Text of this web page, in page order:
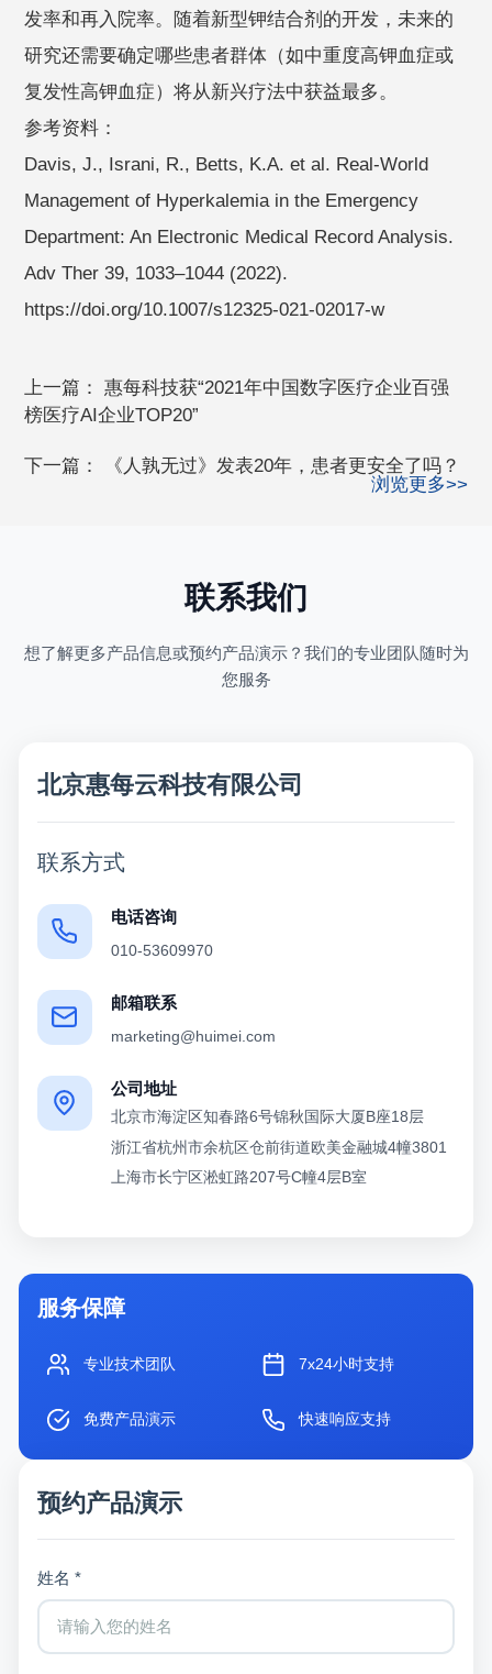
发率和再入院率。随着新型钾结合剂的开发，未来的
研究还需要确定哪些患者群体（如中重度高钾血症或
复发性高钾血症）将从新兴疗法中获益最多。
参考资料：
Davis, J., Israni, R., Betts, K.A. et al. Real-World
Management of Hyperkalemia in the Emergency
Department: An Electronic Medical Record Analysis.
Adv Ther 39, 1033–1044 (2022).
https://doi.org/10.1007/s12325-021-02017-w
上一篇：惠每科技获“2021年中国数字医疗企业百强
榜医疗AI企业TOP20”
下一篇：
《人孰无过》发表20年，患者更安全了吗？
浏览更多>>
联系我们
想了解更多产品信息或预约产品演示？我们的专业团队随时为
您服务
北京惠每云科技有限公司
联系方式
电话咨询
010-53609970
邮箱联系
marketing@huimei.com
公司地址
北京市海淀区知春路6号锦秋国际大厦B座18层
浙江省杭州市余杭区仓前街道欧美金融城4幢3801
上海市长宁区淞虹路207号C幢4层B室
服务保障
专业技术团队 7x24小时支持
免费产品演示 快速响应支持
预约产品演示
姓名 *